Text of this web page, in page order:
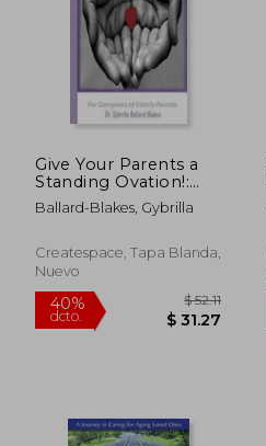
Give Your Parents a
Standing Ovation!:
For Caregivers of
Elderly Parents (en
Ballard-Blakes, Gybrilla
Createspace, Tapa Blanda,
Nuevo